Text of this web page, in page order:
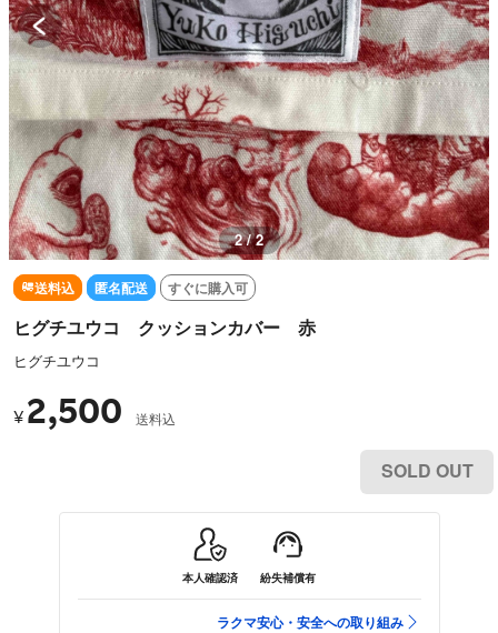
2 / 2
送料込 匿名配送 すぐに購入可
ヒグチユウコ クッションカバー 赤
ヒグチユウコ
¥ 2,500 送料込
SOLD OUT
本人確認済 紛失補償有
ラクマ安心・安全への取り組み